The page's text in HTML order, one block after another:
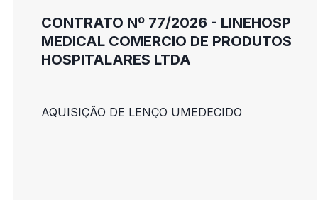
CONTRATO Nº 77/2026 - LINEHOSP
MEDICAL COMERCIO DE PRODUTOS
HOSPITALARES LTDA
AQUISIÇÃO DE LENÇO UMEDECIDO